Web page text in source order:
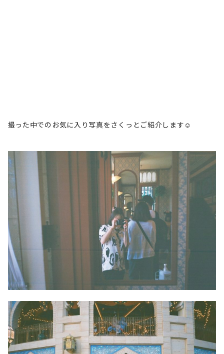
撮った中でのお気に入り写真をさくっとご紹介します☺︎